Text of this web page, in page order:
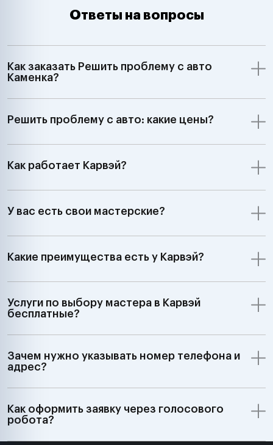
Ответы на вопросы
Как заказать Решить проблему с авто
Каменка?
Решить проблему с авто: какие цены?
Как работает Карвэй?
У вас есть свои мастерские?
Какие преимущества есть у Карвэй?
Услуги по выбору мастера в Карвэй
бесплатные?
Зачем нужно указывать номер телефона и
адрес?
Как оформить заявку через голосового
робота?